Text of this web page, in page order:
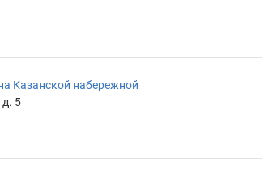
Казанской набережной
5